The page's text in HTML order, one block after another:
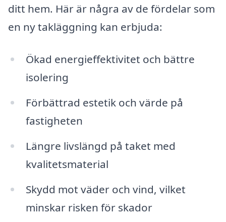
ditt hem. Här är några av de fördelar som
en ny takläggning kan erbjuda:
Ökad energi­effektivitet och bättre
isolering
Förbättrad estetik och värde på
fastigheten
Längre livslängd på taket med
kvalitetsmaterial
Skydd mot väder och vind, vilket
minskar risken för skador